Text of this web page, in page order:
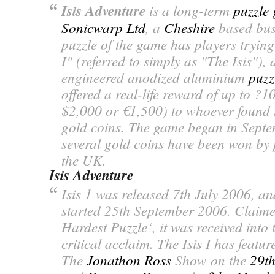
Isis Adventure is a long-term puzzle
Sonicwarp Ltd, a Cheshirebased
puzzle of the game has players
I" (referred to simply as "The Isis"),
engineered anodized aluminium
offered a real-life reward of up to
$2,000 or €1,500) to whoever found
gold coins. The game began in
several gold coins have been won
the UK.
Isis Adventure
Isis 1 was released 7th July 2006,
started 25th September 2006.
Hardest Puzzle‘, it was received
critical acclaim. The Isis I has
TheJonathon RossShow on the